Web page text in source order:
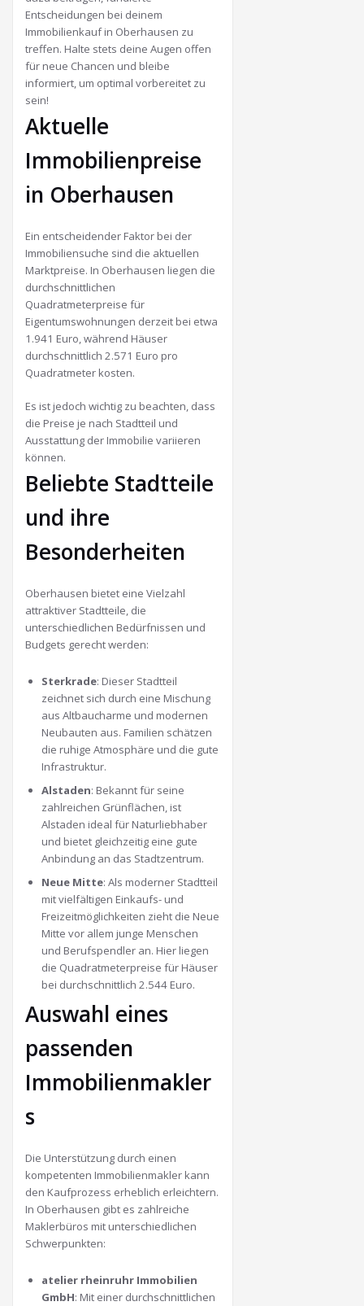
Entscheidungen bei deinem
Immobilienkauf in Oberhausen zu
treffen. Halte stets deine Augen offen
für neue Chancen und bleibe
informiert, um optimal vorbereitet zu
sein!
Aktuelle
Immobilienpreise
in Oberhausen
Ein entscheidender Faktor bei der
Immobiliensuche sind die aktuellen
Marktpreise. In Oberhausen liegen die
durchschnittlichen
Quadratmeterpreise für
Eigentumswohnungen derzeit bei etwa
1.941 Euro, während Häuser
durchschnittlich 2.571 Euro pro
Quadratmeter kosten.
Es ist jedoch wichtig zu beachten, dass
die Preise je nach Stadtteil und
Ausstattung der Immobilie variieren
können.
Beliebte Stadtteile
und ihre
Besonderheiten
Oberhausen bietet eine Vielzahl
attraktiver Stadtteile, die
unterschiedlichen Bedürfnissen und
Budgets gerecht werden:
Sterkrade: Dieser Stadtteil
zeichnet sich durch eine Mischung
aus Altbaucharme und modernen
Neubauten aus. Familien schätzen
die ruhige Atmosphäre und die gute
Infrastruktur.
Alstaden: Bekannt für seine
zahlreichen Grünflächen, ist
Alstaden ideal für Naturliebhaber
und bietet gleichzeitig eine gute
Anbindung an das Stadtzentrum.
Neue Mitte: Als moderner Stadtteil
mit vielfältigen Einkaufs- und
Freizeitmöglichkeiten zieht die Neue
Mitte vor allem junge Menschen
und Berufspendler an. Hier liegen
die Quadratmeterpreise für Häuser
bei durchschnittlich 2.544 Euro.
Auswahl eines
passenden
Immobilienmakler
s
Die Unterstützung durch einen
kompetenten Immobilienmakler kann
den Kaufprozess erheblich erleichtern.
In Oberhausen gibt es zahlreiche
Maklerbüros mit unterschiedlichen
Schwerpunkten:
atelier rheinruhr Immobilien
GmbH: Mit einer durchschnittlichen